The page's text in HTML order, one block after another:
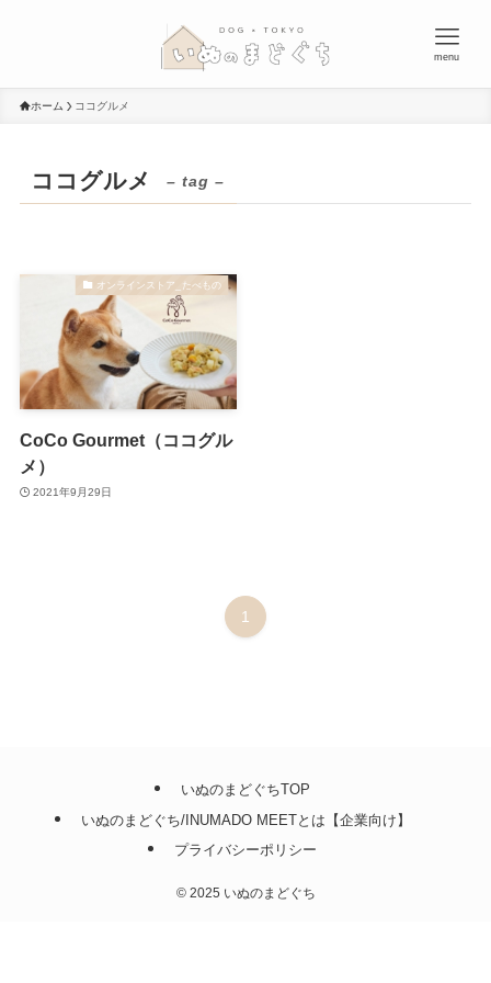
menu
ホーム ココグルメ
ココグルメ – tag –
オンラインストア_たべもの
CoCo Gourmet（ココグル
メ）
2021年9月29日
1
いぬのまどぐちTOP
いぬのまどぐち/INUMADO MEETとは【企業向け】
プライバシーポリシー
©2025 いぬのまどぐち